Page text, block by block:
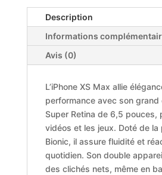
Description
Informations
Avis (0)
L’iPhone XS Max allie
performance avec son grand
Super Retina de 6,5 pouces,
vidéos et les jeux. Doté de la
Bionic, il assure fluidité et
quotidien. Son double
des clichés nets, même en